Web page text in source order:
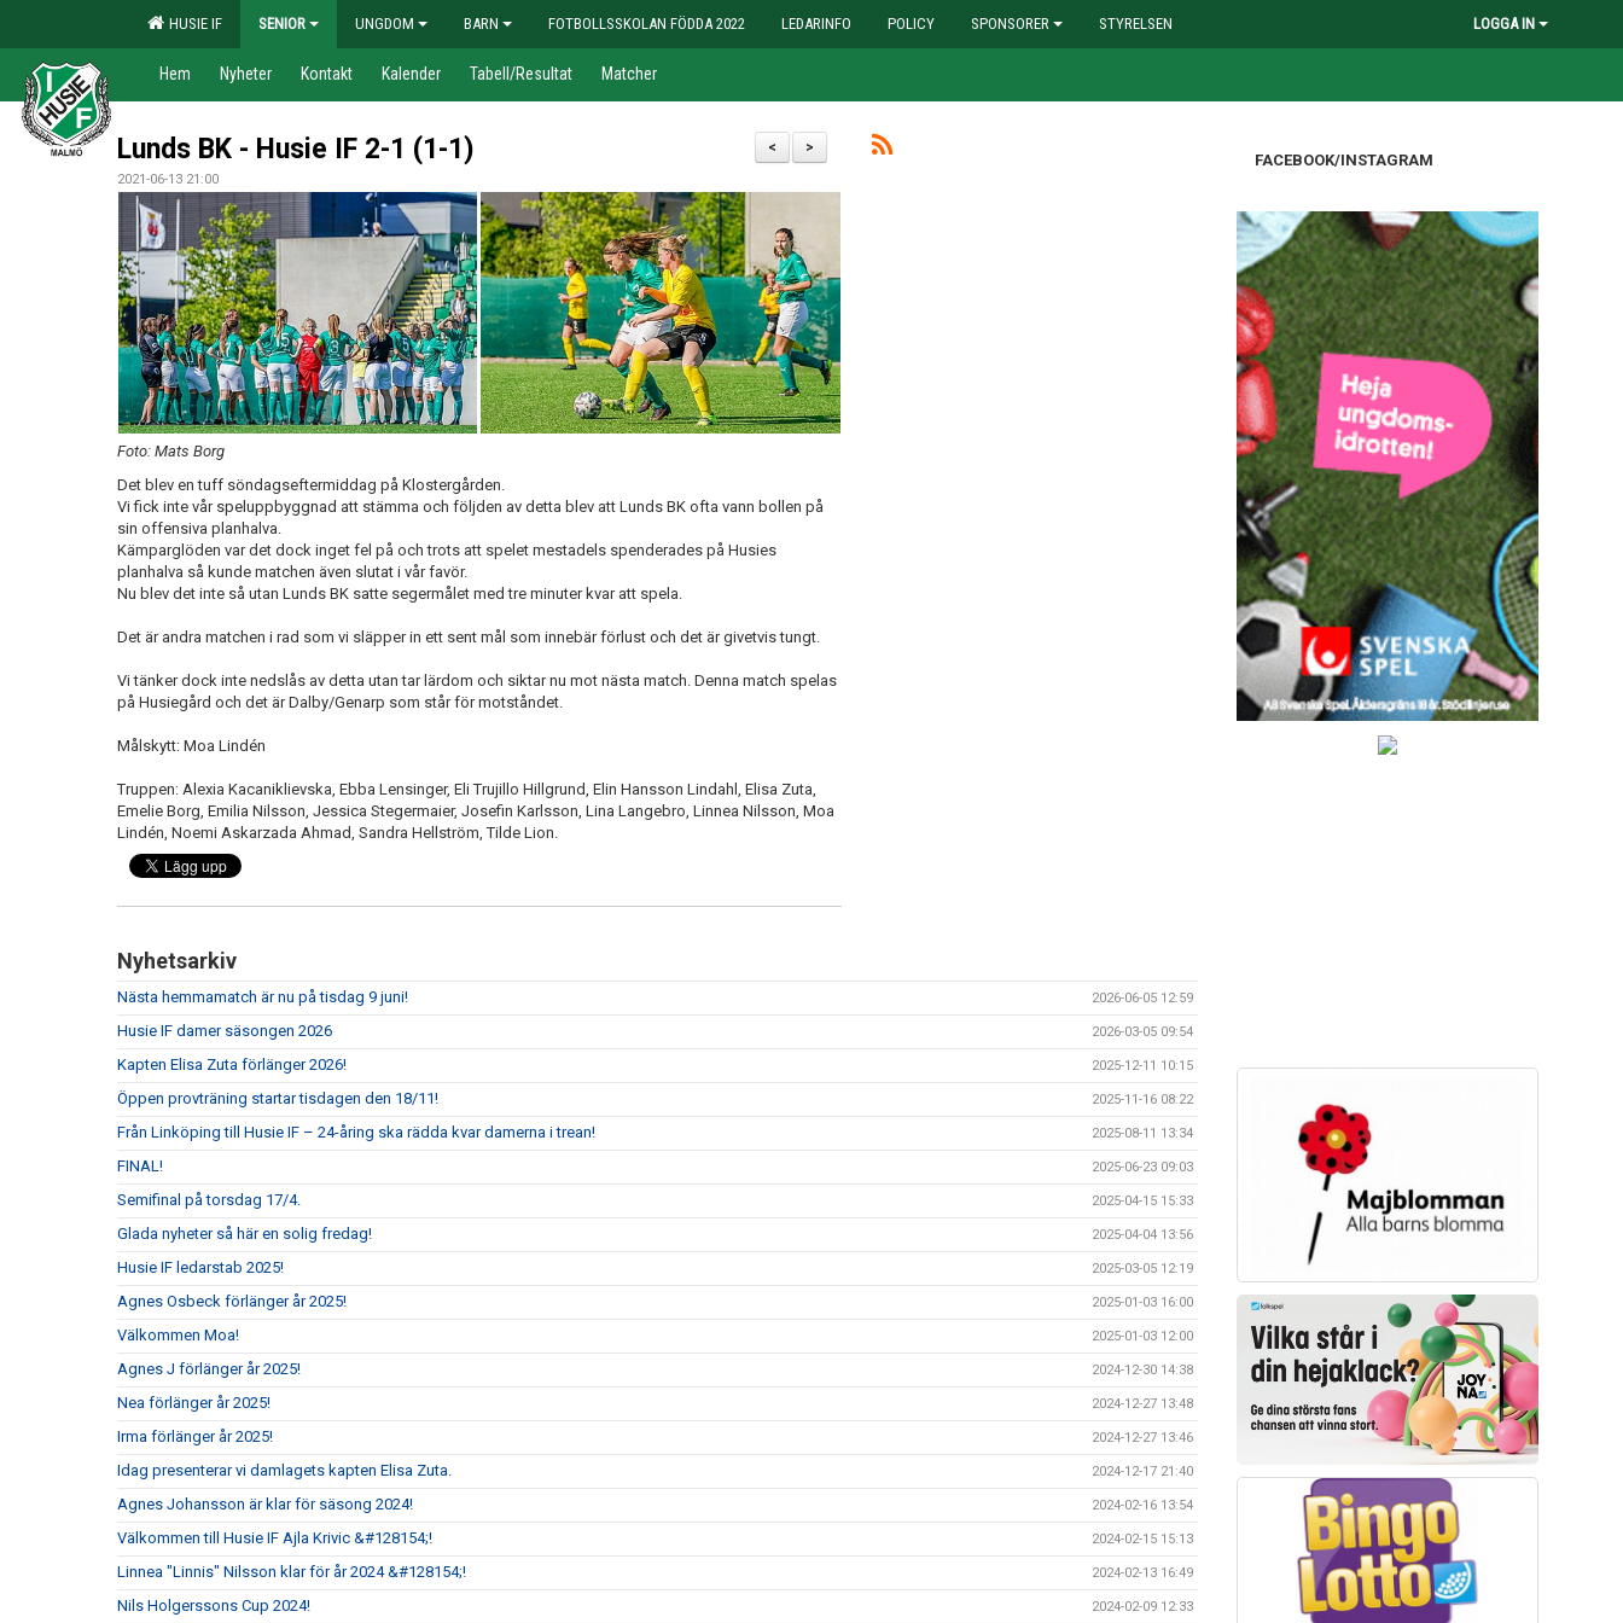
HUSIE IF SENIOR UNGDOM BARN FOTBOLLSSKOLAN FÖDDA 2022 LEDARINFO POLICY SPONSORER STYRELSEN LOGGA IN
Hem Nyheter Kontakt Kalender Tabell/Resultat Matcher
>
<
Lunds BK - Husie IF 2-1 (1-1)
2021-06-13 21:00
Foto: Mats Borg
Det blev en tuff söndagseftermiddag på Klostergården.
Vi fick inte vår speluppbyggnad att stämma och följden av detta blev att Lunds BK ofta vann bollen på
sin offensiva planhalva.
Kämparglöden var det dock inget fel på och trots att spelet mestadels spenderades på Husies
planhalva så kunde matchen även slutat i vår favör.
Nu blev det inte så utan Lunds BK satte segermålet med tre minuter kvar att spela.
Det är andra matchen i rad som vi släpper in ett sent mål som innebär förlust och det är givetvis tungt.
Vi tänker dock inte nedslås av detta utan tar lärdom och siktar nu mot nästa match. Denna match spelas
på Husiegård och det är Dalby/Genarp som står för motståndet.
Målskytt: Moa Lindén
Truppen: Alexia Kacaniklievska, Ebba Lensinger, Eli Trujillo Hillgrund, Elin Hansson Lindahl, Elisa Zuta,
Emelie Borg, Emilia Nilsson, Jessica Stegermaier, Josefin Karlsson, Lina Langebro, Linnea Nilsson, Moa
Lindén, Noemi Askarzada Ahmad, Sandra Hellström, Tilde Lion.
Nyhetsarkiv
Nästa hemmamatch är nu på tisdag 9 juni! 2026-06-05 12:59
Husie IF damer säsongen 2026 2026-03-05 09:54
Kapten Elisa Zuta förlänger 2026! 2025-12-11 10:15
Öppen provträning startar tisdagen den 18/11! 2025-11-16 08:22
Från Linköping till Husie IF – 24-åring ska rädda kvar damerna i trean! 2025-08-11 13:34
FINAL! 2025-06-23 09:03
Semifinal på torsdag 17/4. 2025-04-15 15:33
Glada nyheter så här en solig fredag! 2025-04-04 13:56
Husie IF ledarstab 2025! 2025-03-05 12:19
Agnes Osbeck förlänger år 2025! 2025-01-03 16:00
Välkommen Moa! 2025-01-03 12:00
Agnes J förlänger år 2025! 2024-12-30 14:38
Nea förlänger år 2025! 2024-12-27 13:48
Irma förlänger år 2025! 2024-12-27 13:46
Idag presenterar vi damlagets kapten Elisa Zuta. 2024-12-17 21:40
Agnes Johansson är klar för säsong 2024! 2024-02-16 13:54
Välkommen till Husie IF Ajla Krivic &#128154;! 2024-02-15 15:13
Linnea "Linnis" Nilsson klar för år 2024 &#128154;! 2024-02-13 16:49
Nils Holgerssons Cup 2024! 2024-02-09 12:33
FACEBOOK/INSTAGRAM